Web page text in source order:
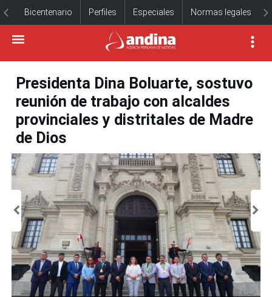
Bicentenario Perfiles Especiales Normas legales
Presidenta Dina Boluarte, sostuvo
reunión de trabajo con alcaldes
provinciales y distritales de Madre
de Dios